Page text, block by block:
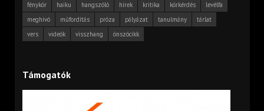
fénykör
haiku hangszóló hírek kritika körkérdés
levélfa
meghívó
műfordítás próza pályázat tanulmány
tárlat
vers
videók visszhang önszócikk
Támogatók